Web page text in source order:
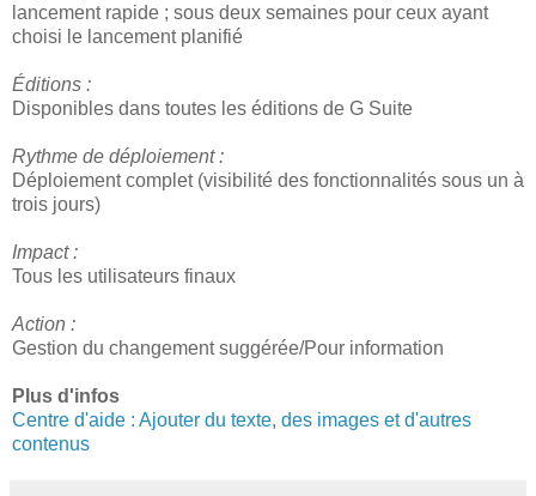
lancement rapide ; sous deux semaines pour ceux ayant
choisi le lancement planifié
Éditions :
Disponibles dans toutes les éditions de G Suite
Rythme de déploiement :
Déploiement complet (visibilité des fonctionnalités sous un à
trois jours)
Impact :
Tous les utilisateurs finaux
Action :
Gestion du changement suggérée/Pour information
Plus d'infos
Centre d'aide : Ajouter du texte, des images et d'autres
contenus